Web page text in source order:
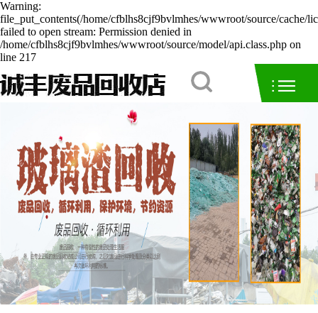
Warning:
file_put_contents(/home/cfblhs8cjf9bvlmhes/wwwroot/source/cache/
failed to open stream: Permission denied in
/home/cfblhs8cjf9bvlmhes/wwwroot/source/model/api.class.php on
line 217